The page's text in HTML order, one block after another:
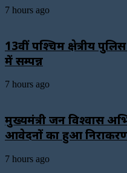
7 hours ago
13वीं पश्चिम क्षेत्रीय
में सम्पन्न
7 hours ago
मुख्यमंत्री जन विश्वास
आवेदनों का हुआ
7 hours ago